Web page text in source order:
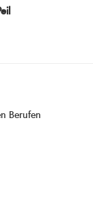
Berufen